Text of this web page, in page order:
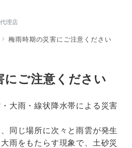
店
梅雨時期の災害にご注意ください
にご注意ください
大雨・線状降水帯による災害
同じ場所に次々と雨雲が発生
雨をもたらす現象で、土砂災